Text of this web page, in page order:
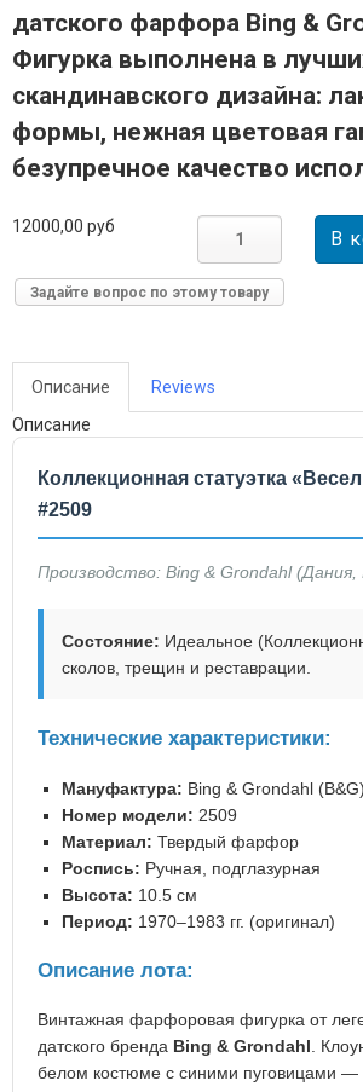
датского фарфора Bing &
Фигурка выполнена в
скандинавского дизайна:
формы, нежная цветовая
безупречное качество
12000,00 руб
Задайте вопрос по этому товару
Описание
Reviews
Описание
Коллекционная статуэтка
#2509
Производство: Bing & Grondahl (Дания,
Состояние: Идеальное
сколов, трещин и реставрации.
Технические характеристики:
Мануфактура: Bing & Grondahl (B&G)
Номер модели: 2509
Материал: Твердый фарфор
Роспись: Ручная, подглазурная
Высота: 10.5 см
Период: 1970–1983 гг. (оригинал)
Описание лота:
Винтажная фарфоровая фигурка от
датского бренда Bing & Grondahl.
белом костюме с синими пуговицами —